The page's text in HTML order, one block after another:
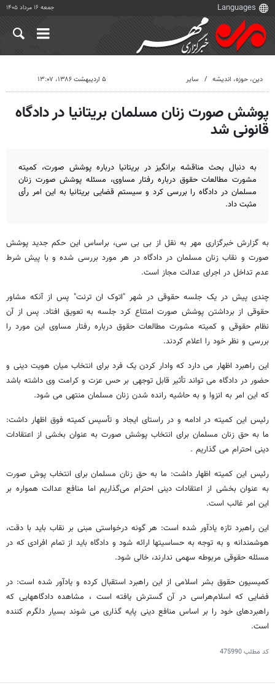
جمعه ۱۶ مرداد ۱۴۰۵
دين، حوزه، انديشه سایر ۵ اردیبهشت ۱۳۸۶، ۱۳:۰۷
پوشش صورت زنان مسلمان بریتانیا در دادگاه
قانونی شد
به دنبال بحث مناقشه برانگیز در بریتانیا درباره پوشش صورت، کمیته
مشورت مطالعات حقوق درباره رفتار مساوی، مسئله پوشش صورت زنان
مسلمان در دادگاه را بررسی کرد و سیستم قضایی بریتانیا به این امر رأی
مثبت داد.
به گزارش خبرگزاری مهر به نقل از بی بی سی، براساس این حکم جدید پوشش
صورت و نقاب زنان مسلمان در دادگاه در هر مورد بررسی شده و با پیش شرط
عدم تداخل در اجرای عدالت مجاز است.
چندی پیش در یک جلسه حقوقی در شهر "اتوک ان ترنت" پس از آنکه مشاور
حقوقی از برداشتن پوشش صورت امتناع کرد جلسه به تعویق افتاد. پس از آن
نظام حقوقی و کمیته مشورت مطالعات حقوق درباره رفتار مساوی این مورد را
بررسی و نظر خود را اعلام کردند.
این راهبرد اظهار می دارد که وادار کردن یک فرد برای انتخاب میان هویت دینی و
حضور در دادگاه می تواند تأثیر قابل توجهی بر حس عزت و کرامت وی داشته باشد
که این امر به انزوا و به حاشیه رانده شدن زنان مسلمان منتهی می شود.
رئیس این کمیته در ادامه و در راستای ایجاد و تأسیس کمیته فوق اظهار داشت:
ما به حق زنان مسلمان برای انتخاب پوشش صورت به عنوان بخشی از اعتقادات
دینی احترام می گذاریم .
رئیس این کمیته اظهار داشت: ما به حق زنان مسلمان برای انتخاب پوش صورت
به عنوان بخشی از اعتقادات دینی احترام می‌گذاریم اما منافع عدالت همواره بر
این امر غالب است.
این راهبرد تازه یادآور شده است: هر گونه درخواستی مبنی بر نقاب باید با دقت،
هوشمندانه و به توجه به حساسیتها ارائه شود و دادگاه باید از تمام افرادی که در
مسئله حقوقی مربوطه سهمی ندارند، خالی شود.
کمیسیون حقوق بشر اسلامی از این راهبرد استقبال کرده و یادآور شده است: در
فضایی که اسلام‌هراسی در آن گسترش یافته است ، مشاهده دادگاههایی که
راهبردهای خود را بر اساس منافع دینی پایه گذاری می شوند بسیار دلگرم کننده
است.
کد مطلب475990